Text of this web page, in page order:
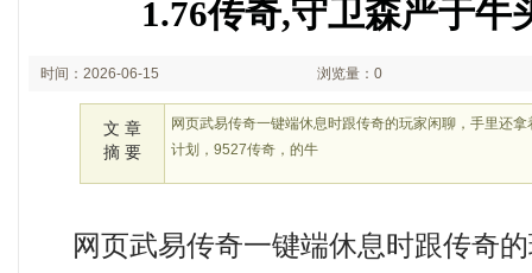
1.76传奇,守卫森严于牛
时间：2026-06-15 浏览量：0
文 章
摘 要
网页武易传奇一键端休息时跟传奇的玩家闲聊，手里还
计划，9527传奇，的牛
网页武易传奇一键端休息时跟传奇